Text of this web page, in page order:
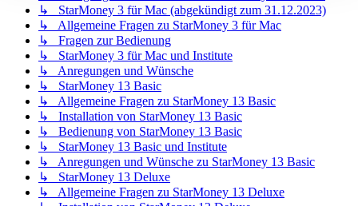
↳ StarMoney 3 für Mac (abgekündigt zum 31.12.2023)
↳ Allgemeine Fragen zu StarMoney 3 für Mac
↳ Fragen zur Bedienung
↳ StarMoney 3 für Mac und Institute
↳ Anregungen und Wünsche
↳ StarMoney 13 Basic
↳ Allgemeine Fragen zu StarMoney 13 Basic
↳ Installation von StarMoney 13 Basic
↳ Bedienung von StarMoney 13 Basic
↳ StarMoney 13 Basic und Institute
↳ Anregungen und Wünsche zu StarMoney 13 Basic
↳ StarMoney 13 Deluxe
↳ Allgemeine Fragen zu StarMoney 13 Deluxe